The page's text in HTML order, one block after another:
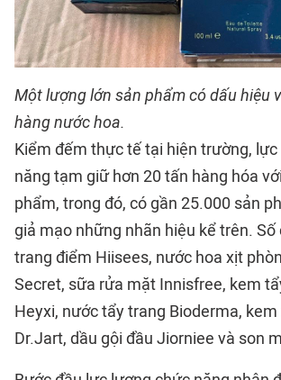
Một lượng lớn sản phẩm có dấu hiệu
hàng nước hoa.
Kiểm đếm thực tế tại hiện trường,
năng tạm giữ hơn 20 tấn hàng hóa
phẩm, trong đó, có gần 25.000 sản
giả mạo những nhãn hiệu kể trên. Số
trang điểm Hiisees, nước hoa xịt
Secret, sữa rửa mặt Innisfree, kem
Heyxi, nước tẩy trang Bioderma,
Dr.Jart, dầu gội đầu Jiorniee và son